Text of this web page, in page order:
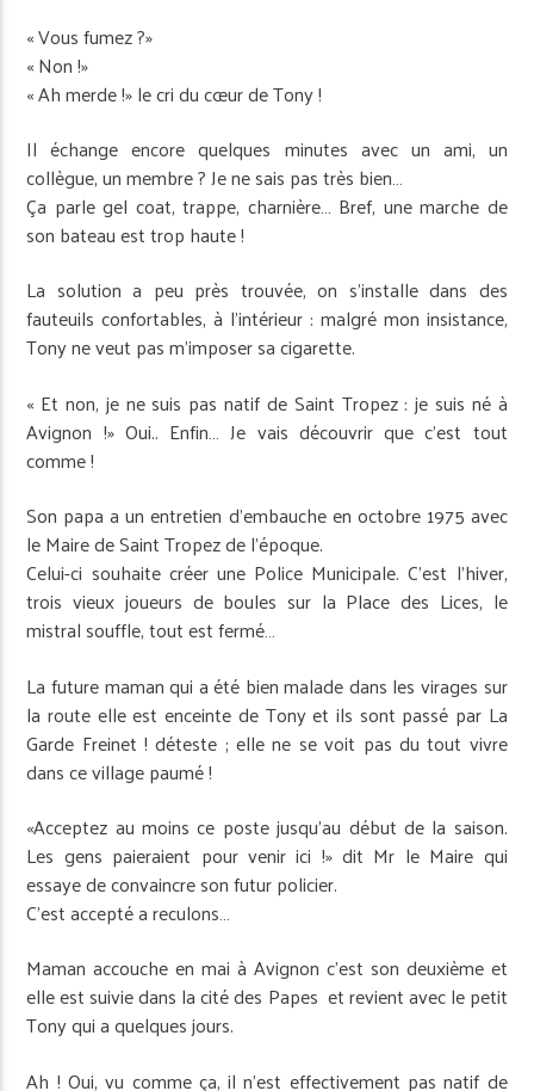
« Vous fumez ?»
« Non !»
« Ah merde !» le cri du cœur de Tony !
Il échange encore quelques minutes avec un ami, un
collègue, un membre ? Je ne sais pas très bien…
Ça parle gel coat, trappe, charnière… Bref, une marche de
son bateau est trop haute !
La solution a peu près trouvée, on s’installe dans des
fauteuils confortables, à l’intérieur : malgré mon insistance,
Tony ne veut pas m’imposer sa cigarette.
« Et non, je ne suis pas natif de Saint Tropez : je suis né à
Avignon !» Oui.. Enfin… Je vais découvrir que c’est tout
comme !
Son papa a un entretien d’embauche en octobre 1975 avec
le Maire de Saint Tropez de l’époque.
Celui-ci souhaite créer une Police Municipale. C’est l’hiver,
trois vieux joueurs de boules sur la Place des Lices, le
mistral souffle, tout est fermé…
La future maman qui a été bien malade dans les virages sur
la route ­elle est enceinte de Tony et ils sont passé par La
Garde Freinet ! ­déteste ; elle ne se voit pas du tout vivre
dans ce village paumé !
«Acceptez au moins ce poste jusqu’au début de la saison.
Les gens paieraient pour venir ici !» dit Mr le Maire qui
essaye de convaincre son futur policier.
C’est accepté a reculons…
Maman accouche en mai à Avignon ­c’est son deuxième et
elle est suivie dans la cité des Papes ­ et revient avec le petit
Tony qui a quelques jours.
Ah ! Oui, vu comme ça, il n’est effectivement pas natif de